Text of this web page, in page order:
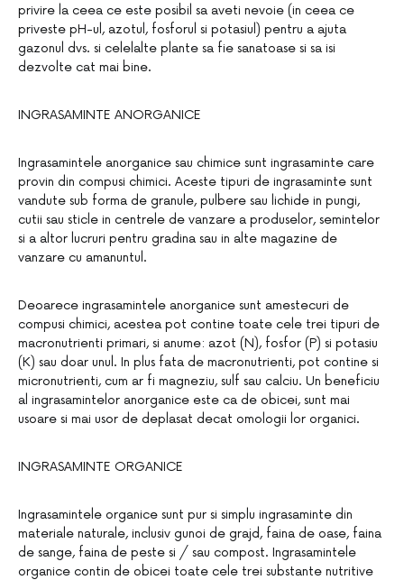
privire la ceea ce este posibil sa aveti nevoie (in ceea ce
priveste pH-ul, azotul, fosforul si potasiul) pentru a ajuta
gazonul dvs. si celelalte plante sa fie sanatoase si sa isi
dezvolte cat mai bine.
INGRASAMINTE ANORGANICE
Ingrasamintele anorganice sau chimice sunt ingrasaminte care
provin din compusi chimici. Aceste tipuri de ingrasaminte sunt
vandute sub forma de granule, pulbere sau lichide in pungi,
cutii sau sticle in centrele de vanzare a produselor, semintelor
si a altor lucruri pentru gradina sau in alte magazine de
vanzare cu amanuntul.
Deoarece ingrasamintele anorganice sunt amestecuri de
compusi chimici, acestea pot contine toate cele trei tipuri de
macronutrienti primari, si anume: azot (N), fosfor (P) si potasiu
(K) sau doar unul. In plus fata de macronutrienti, pot contine si
micronutrienti, cum ar fi magneziu, sulf sau calciu. Un beneficiu
al ingrasamintelor anorganice este ca de obicei, sunt mai
usoare si mai usor de deplasat decat omologii lor organici.
INGRASAMINTE ORGANICE
Ingrasamintele organice sunt pur si simplu ingrasaminte din
materiale naturale, inclusiv gunoi de grajd, faina de oase, faina
de sange, faina de peste si / sau compost. Ingrasamintele
organice contin de obicei toate cele trei substante nutritive